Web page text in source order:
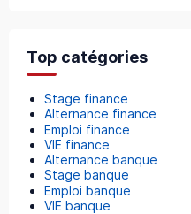
Top catégories
Stage finance
Alternance finance
Emploi finance
VIE finance
Alternance banque
Stage banque
Emploi banque
VIE banque